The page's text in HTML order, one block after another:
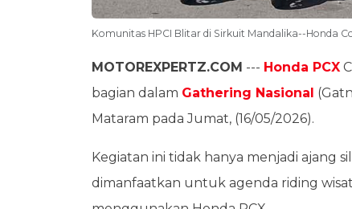
Komunitas HPCI Blitar di Sirkuit Mandalika--Honda
MOTOREXPERTZ.COM --- Honda PCX
bagian dalam Gathering Nasional
Mataram pada Jumat, (16/05/2026).
Kegiatan ini tidak hanya menjadi ajang
dimanfaatkan untuk agenda riding